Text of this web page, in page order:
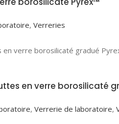
, Verreries
en verre borosilicaté
, Verrerie de laboratoire,